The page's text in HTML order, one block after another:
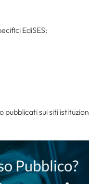
EdiSES:
sui siti